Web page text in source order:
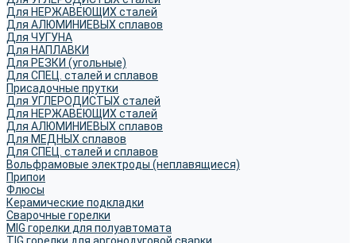
Для НЕРЖАВЕЮЩИХ сталей
Для АЛЮМИНИЕВЫХ сплавов
Для ЧУГУНА
Для НАПЛАВКИ
Для РЕЗКИ (угольные)
Для СПЕЦ. сталей и сплавов
Присадочные прутки
Для УГЛЕРОДИСТЫХ сталей
Для НЕРЖАВЕЮЩИХ сталей
Для АЛЮМИНИЕВЫХ сплавов
Для МЕДНЫХ сплавов
Для СПЕЦ. сталей и сплавов
Вольфрамовые электроды (неплавящиеся)
Припои
Флюсы
Керамические подкладки
Сварочные горелки
MIG горелки для полуавтомата